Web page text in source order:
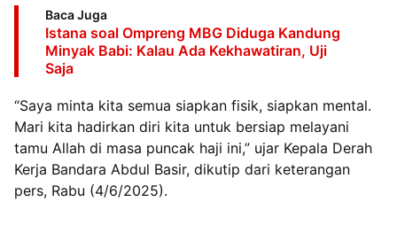
Baca Juga
Istana soal Ompreng MBG Diduga Kandung
Minyak Babi: Kalau Ada Kekhawatiran, Uji
Saja
“Saya minta kita semua siapkan fisik, siapkan mental.
Mari kita hadirkan diri kita untuk bersiap melayani
tamu Allah di masa puncak haji ini,” ujar Kepala Derah
Kerja Bandara Abdul Basir, dikutip dari keterangan
pers, Rabu (4/6/2025).